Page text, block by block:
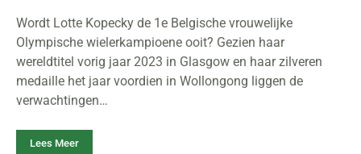
Wordt Lotte Kopecky de 1e Belgische vrouwelijke
Olympische wielerkampioene ooit? Gezien haar
wereldtitel vorig jaar 2023 in Glasgow en haar zilveren
medaille het jaar voordien in Wollongong liggen de
verwachtingen…
Lees Meer